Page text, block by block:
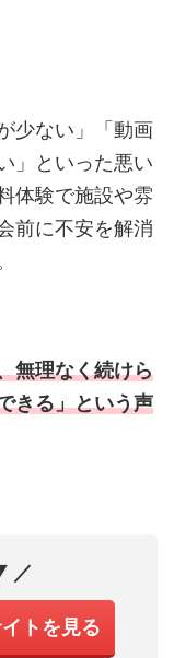
少ない」「動画
」といった悪い
体験で施設や雰
前に不安を解消
無理なく続けら
きる」という声
／
トを見る